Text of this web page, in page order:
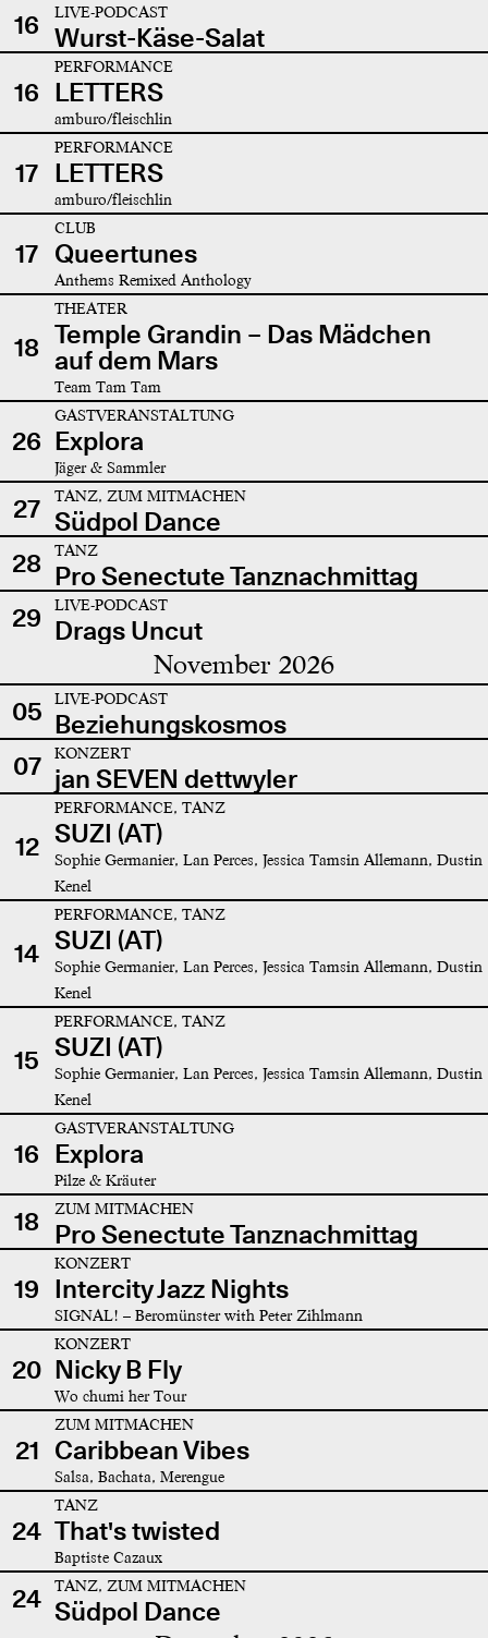
16 LIVE-PODCAST
Wurst-Käse-Salat
16
PERFORMANCE
LETTERS
amburo/fleischlin
17
PERFORMANCE
LETTERS
amburo/fleischlin
17
CLUB
Queertunes
Anthems Remixed Anthology
18
THEATER
Temple Grandin – Das Mädchen
auf dem Mars
Team Tam Tam
26
GASTVERANSTALTUNG
Explora
Jäger & Sammler
27 TANZ, ZUM MITMACHEN
Südpol Dance
28
TANZ
Pro Senectute Tanznachmittag
29
LIVE-PODCAST
Drags Uncut
November 2026
05 LIVE-PODCAST
Beziehungskosmos
07
KONZERT
jan SEVEN dettwyler
12
PERFORMANCE, TANZ
SUZI (AT)
Sophie Germanier, Lan Perces, Jessica Tamsin Allemann, Dustin
Kenel
14
PERFORMANCE, TANZ
SUZI (AT)
Sophie Germanier, Lan Perces, Jessica Tamsin Allemann, Dustin
Kenel
15
PERFORMANCE, TANZ
SUZI (AT)
Sophie Germanier, Lan Perces, Jessica Tamsin Allemann, Dustin
Kenel
16
GASTVERANSTALTUNG
Explora
Pilze & Kräuter
18 ZUM MITMACHEN
Pro Senectute Tanznachmittag
19
KONZERT
Intercity Jazz Nights
SIGNAL! – Beromünster with Peter Zihlmann
20
KONZERT
Nicky B Fly
Wo chumi her Tour
21
ZUM MITMACHEN
Caribbean Vibes
Salsa, Bachata, Merengue
24
TANZ
That's twisted
Baptiste Cazaux
24 TANZ, ZUM MITMACHEN
Südpol Dance